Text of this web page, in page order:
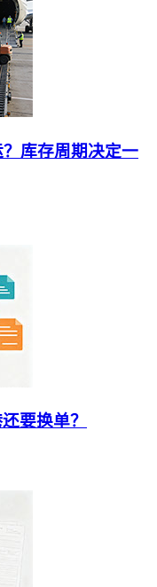
库存周期决定一
要换单？